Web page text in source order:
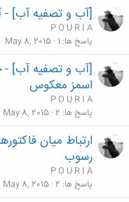
[آب و تصفیه آب] -
P O U R I A
پاسخ ها 1
May 8, 2015
[آب و تصفیه آب] -
اسمز معکوس
P O U R I A
پاسخ ها 2
May 8, 2015
رسوب
P O U R I A
پاسخ ها 2
May 8, 2015